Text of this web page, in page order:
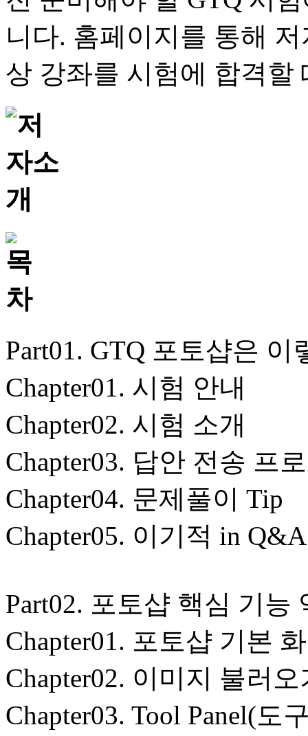
니다. 홈페이지를 통해
상 강좌를 시험에 합격할
Part01. GTQ 포토샵은
Chapter01. 시험 안내
Chapter02. 시험 소개
Chapter03. 답안 전송 프
Chapter04. 문제풀이 Tip
Chapter05. 이기적 in Q&A
Part02. 포토샵 핵심 기능
Chapter01. 포토샵 기본
Chapter02. 이미지 불러
Chapter03. Tool Panel(도